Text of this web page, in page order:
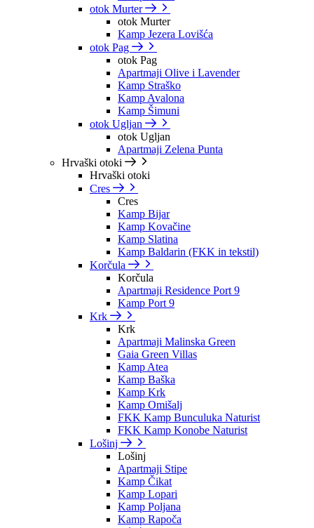
otok Murter
otok Murter
Kamp Jezera Lovišća
otok Pag
otok Pag
Apartmaji Olive i Lavender
Kamp Straško
Kamp Avalona
Kamp Šimuni
otok Ugljan
otok Ugljan
Apartmaji Zelena Punta
Hrvaški otoki
Hrvaški otoki
Cres
Cres
Kamp Bijar
Kamp Kovačine
Kamp Slatina
Kamp Baldarin (FKK in tekstil)
Korčula
Korčula
Apartmaji Residence Port 9
Kamp Port 9
Krk
Krk
Apartmaji Malinska Green
Gaia Green Villas
Kamp Atea
Kamp Baška
Kamp Krk
Kamp Omišalj
FKK Kamp Bunculuka Naturist
FKK Kamp Konobe Naturist
Lošinj
Lošinj
Apartmaji Stipe
Kamp Čikat
Kamp Lopari
Kamp Poljana
Kamp Rapoča